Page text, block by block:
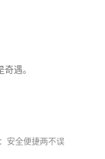
遇。
安全便捷两不误